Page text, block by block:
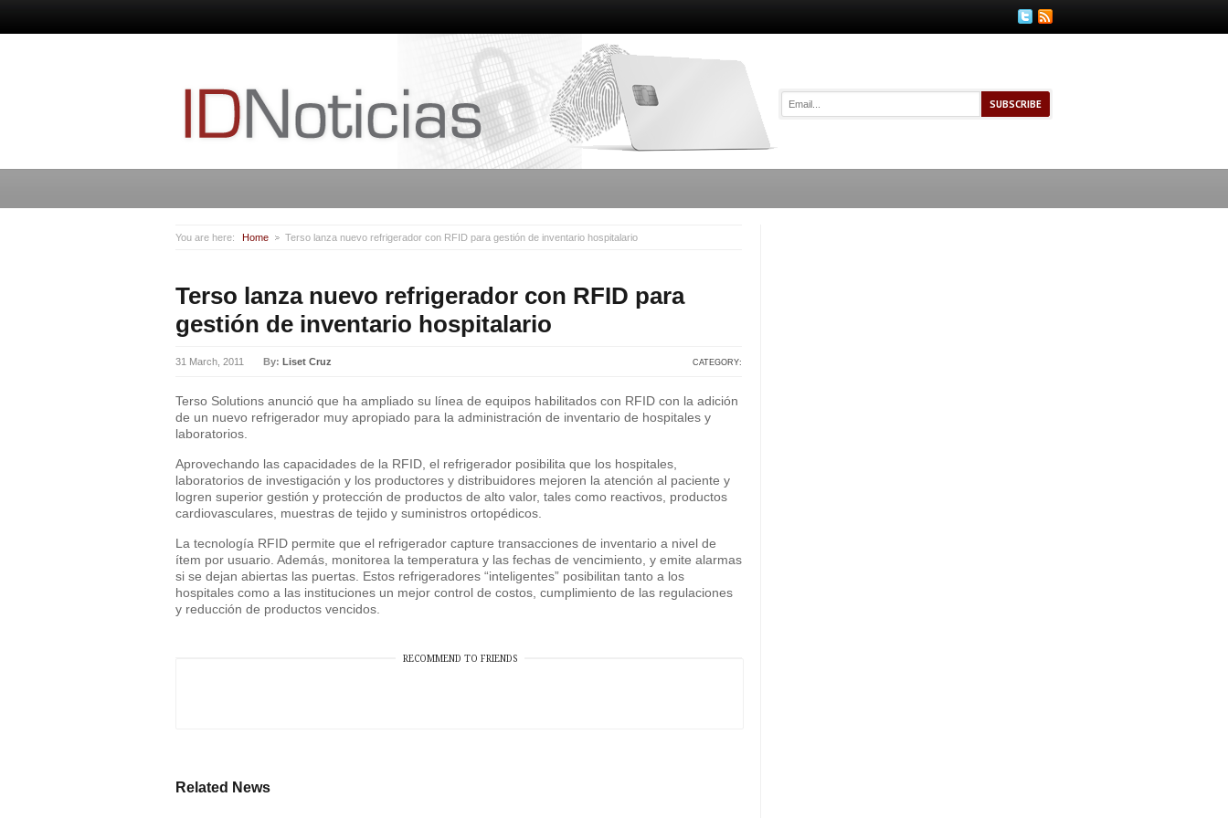
You are here: Home Terso lanza nuevo refrigerador con RFID para gestión de inventario hospitalario
Terso lanza nuevo refrigerador con RFID para
gestión de inventario hospitalario
31 March, 2011 By: Liset Cruz CATEGORY:
Terso Solutions anunció que ha ampliado su línea de equipos habilitados con RFID con la adición
de un nuevo refrigerador muy apropiado para la administración de inventario de hospitales y
laboratorios.
Aprovechando las capacidades de la RFID, el refrigerador posibilita que los hospitales,
laboratorios de investigación y los productores y distribuidores mejoren la atención al paciente y
logren superior gestión y protección de productos de alto valor, tales como reactivos, productos
cardiovasculares, muestras de tejido y suministros ortopédicos.
La tecnología RFID permite que el refrigerador capture transacciones de inventario a nivel de
ítem por usuario. Además, monitorea la temperatura y las fechas de vencimiento, y emite alarmas
si se dejan abiertas las puertas. Estos refrigeradores “inteligentes” posibilitan tanto a los
hospitales como a las instituciones un mejor control de costos, cumplimiento de las regulaciones
y reducción de productos vencidos.
RECOMMEND TO FRIENDS
Related News